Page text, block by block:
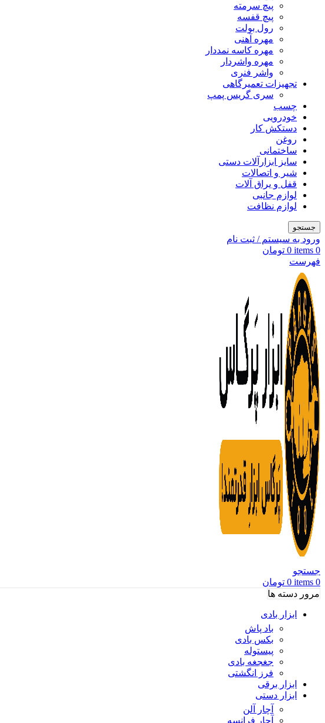
پیچ سرمته
پیچ قفسه
رول بولت
مهره آهنی
مهره کاسه نمددار
مهره واشردار
واشر فنری
تجهیزات تعمیرگاهی
سری گریس پمپ
چسب
خودرویی
دستکش کار
روغن
ساختمانی
سایز ابزارآلات دستی
شیر و اتصالات
قفل و یراق آلات
لوازم جانبی
لوازم نظافت
جستجو
ورود به سیستم / ثبت نام
0
items
0 تومان
فهرست
جستجو
0
items
0 تومان
مرور دسته ها
ابزار بادی
باد پاش
بکس بادی
پیستوله
جغجغه بادی
فرز انگشتی
ابزار برقی
ابزار دستی
آچار آلن
آچار فرانسه